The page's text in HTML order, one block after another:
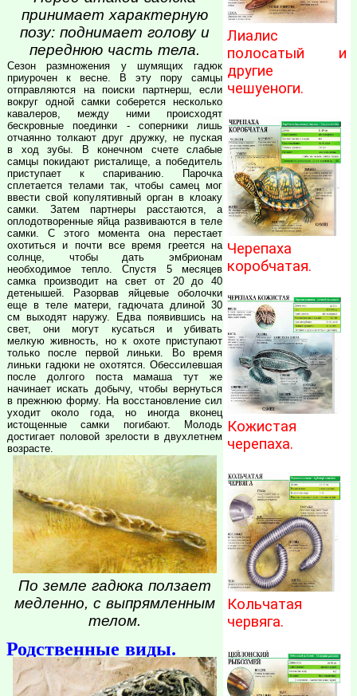
принимает характерную
позу: поднимает голову и
переднюю часть тела.
Сезон размножения у шумящих гадюк
приурочен к весне. В эту пору самцы
отправляются на поиски партнерш, если
вокруг одной самки соберется несколько
кавалеров, между ними происходят
бескровные поединки - соперники лишь
отчаянно толкают друг дружку, не пуская
в ход зубы. В конечном счете слабые
самцы покидают ристалище, а победитель
приступает к спариванию. Парочка
сплетается телами так, чтобы самец мог
ввести свой копулятивный орган в клоаку
самки. Затем партнеры расстаются, а
оплодотворенные яйца развиваются в теле
самки. С этого момента она перестает
охотиться и почти все время греется на
солнце, чтобы дать эмбрионам
необходимое тепло. Спустя 5 месяцев
самка производит на свет от 20 до 40
детенышей. Разорвав яйцевые оболочки
еще в теле матери, гадючата длиной 30
см выходят наружу. Едва появившись на
свет, они могут кусаться и убивать
мелкую живность, но к охоте приступают
только после первой линьки. Во время
линьки гадюки не охотятся. Обессилевшая
после долгого поста мамаша тут же
начинает искать добычу, чтобы вернуться
в прежнюю форму. На восстановление сил
уходит около года, но иногда вконец
истощенные самки погибают. Молодь
достигает половой зрелости в двухлетнем
возрасте.
По земле гадюка ползает
медленно, с выпрямленным
телом.
Родственные виды.
Лиалис
полосатый и
другие
чешуеноги.
Черепаха
коробчатая.
Кожистая
черепаха.
Кольчатая
червяга.